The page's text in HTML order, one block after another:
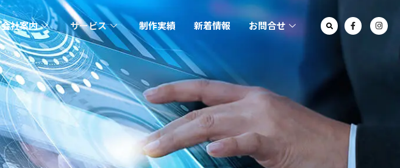
会社案内 サービス 制作実績 新着情報 お問合せ